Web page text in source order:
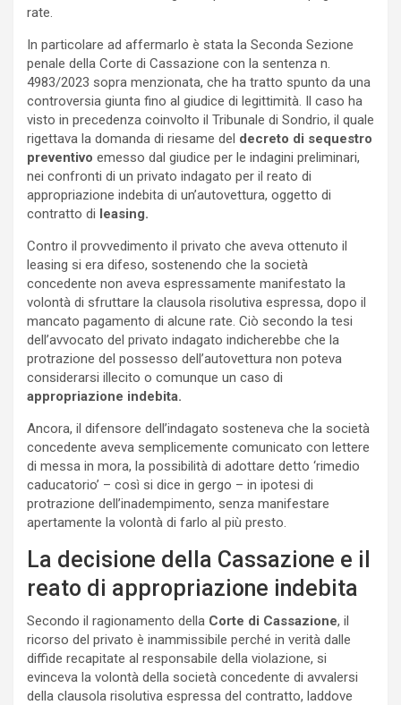
rate.
In particolare ad affermarlo è stata la Seconda Sezione
penale della Corte di Cassazione con la sentenza n.
4983/2023 sopra menzionata, che ha tratto spunto da una
controversia giunta fino al giudice di legittimità. Il caso ha
visto in precedenza coinvolto il Tribunale di Sondrio, il quale
rigettava la domanda di riesame del decreto di sequestro
preventivo emesso dal giudice per le indagini preliminari,
nei confronti di un privato indagato per il reato di
appropriazione indebita di un’autovettura, oggetto di
contratto di leasing.
Contro il provvedimento il privato che aveva ottenuto il
leasing si era difeso, sostenendo che la società
concedente non aveva espressamente manifestato la
volontà di sfruttare la clausola risolutiva espressa, dopo il
mancato pagamento di alcune rate. Ciò secondo la tesi
dell’avvocato del privato indagato indicherebbe che la
protrazione del possesso dell’autovettura non poteva
considerarsi illecito o comunque un caso di
appropriazione indebita.
Ancora, il difensore dell’indagato sosteneva che la società
concedente aveva semplicemente comunicato con lettere
di messa in mora, la possibilità di adottare detto ‘rimedio
caducatorio’ – così si dice in gergo – in ipotesi di
protrazione dell’inadempimento, senza manifestare
apertamente la volontà di farlo al più presto.
La decisione della Cassazione e il
reato di appropriazione indebita
Secondo il ragionamento della Corte di Cassazione, il
ricorso del privato è inammissibile perché in verità dalle
diffide recapitate al responsabile della violazione, si
evinceva la volontà della società concedente di avvalersi
della clausola risolutiva espressa del contratto, laddove